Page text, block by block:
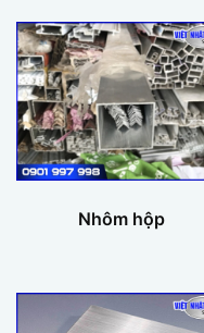
Nhôm hộp